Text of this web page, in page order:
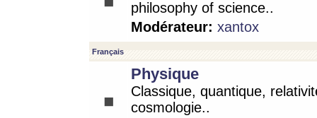
philosophy of science..
Modérateur: xantox
Français
Physique
Classique, quantique,
cosmologie..